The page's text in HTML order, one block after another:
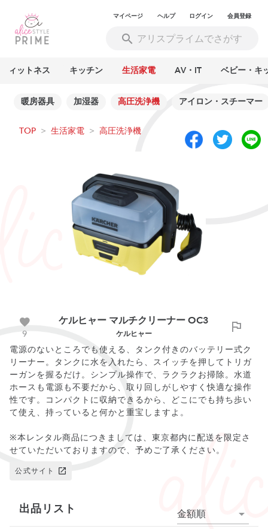
マイページ ヘルプ ログイン 会員登録
フィットネス キッチン 生活家電 AV・IT ベビー・キ
暖房器具 加湿器 高圧洗浄機 アイロン・スチーマー
TOP > 生活家電 > 高圧洗浄機
9
ケルヒャー マルチクリーナー OC3
ケルヒャー
電源のないところでも使える、タンク付きのバッテリー式ク
リーナー。タンクに水を入れたら、スイッチを押してトリガ
ーガンを握るだけ。シンプル操作で、ラクラクお掃除。水道
ホースも電源も不要だから、取り回しがしやすく快適な操作
性です。コンパクトに収納できるから、どこにでも持ち歩い
て使え、持っていると何かと重宝しますよ。
※本レンタル商品につきましては、東京都内に配送を限定さ
せていただいておりますので、予めご了承ください。
公式サイト
出品リスト 金額順